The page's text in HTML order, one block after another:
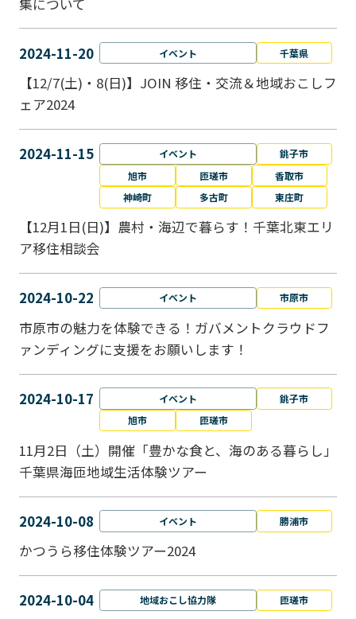
2024-11-20 イベント 千葉県
【12/7(土)・8(日)】JOIN 移住・交流＆地域おこしフ
ェア2024
2024-11-15 イベント
銚子市
旭市
匝瑳市
香取市
神崎町
多古町 東庄町
【12月1日(日)】農村・海辺で暮らす！千葉北東エリ
ア移住相談会
2024-10-22 イベント 市原市
市原市の魅力を体験できる！ガバメントクラウドフ
ァンディングに支援をお願いします！
2024-10-17 イベント
銚子市
旭市
匝瑳市
11月2日（土）開催「豊かな食と、海のある暮らし」
千葉県海匝地域生活体験ツアー
2024-10-08 イベント 勝浦市
かつうら移住体験ツアー2024
2024-10-04 地域おこし協力隊 匝瑳市